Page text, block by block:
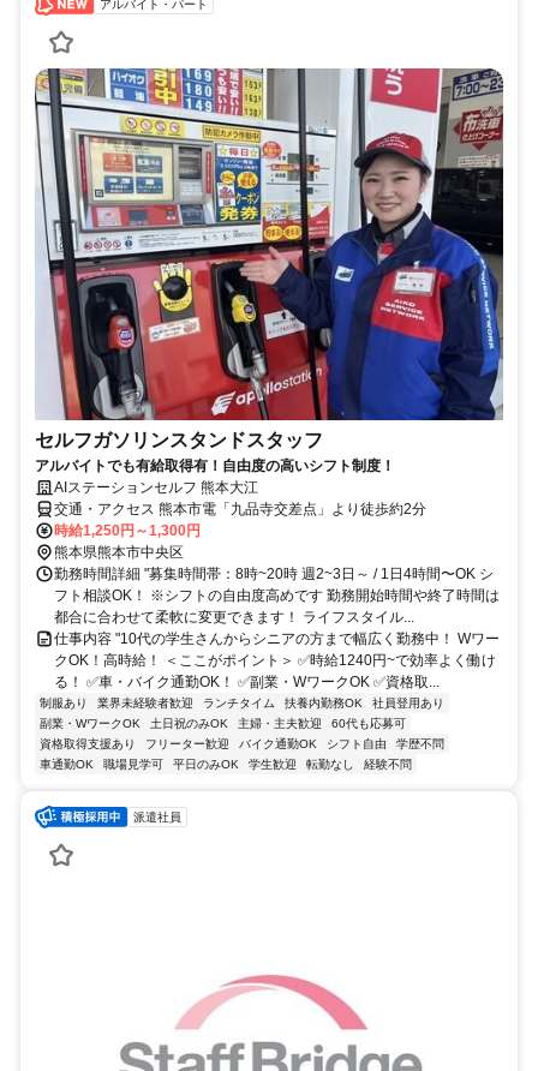
アルバイト・パート
セルフガソリンスタンドスタッフ
アルバイトでも有給取得有！自由度の高いシフト制度！
AIステーションセルフ 熊本大江
交通・アクセス 熊本市電「九品寺交差点」より徒歩約2分
時給1,250円～1,300円
熊本県熊本市中央区
勤務時間詳細 "募集時間帯：8時~20時 週2~3日～ / 1日4時間〜OK シ
フト相談OK！ ※シフトの自由度高めです 勤務開始時間や終了時間は
都合に合わせて柔軟に変更できます！ ライフスタイル...
仕事内容 "10代の学生さんからシニアの方まで幅広く勤務中！ Wワー
クOK！高時給！ ＜ここがポイント＞ ✅時給1240円~で効率よく働け
る！ ✅車・バイク通勤OK！ ✅副業・WワークOK ✅資格取...
制服あり 業界未経験者歓迎 ランチタイム 扶養内勤務OK
社員登用あり
副業・WワークOK
土日祝のみOK 主婦・主夫歓迎
60代も応募可
資格取得支援あり
フリーター歓迎 バイク通勤OK シフト自由
学歴不問
車通勤OK
職場見学可 平日のみOK 学生歓迎 転勤なし 経験不問
派遣社員